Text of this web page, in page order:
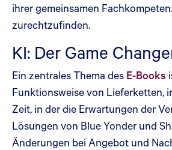
ihrer gemeinsamen
zurechtzufinden.
KI: Der Game
Ein zentrales Thema des E-Books
Funktionsweise von Lieferketten,
Zeit, in der die Erwartungen der
Lösungen von Blue Yonder und
Änderungen bei Angebot und